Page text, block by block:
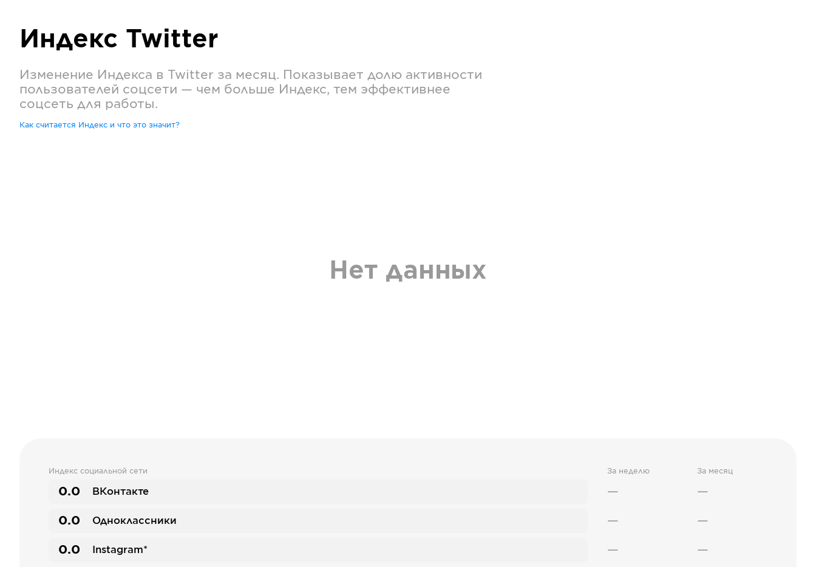
Индекс Twitter
Изменение Индекса в Twitter за месяц. Показывает долю активности
пользователей соцсети — чем больше Индекс, тем эффективнее
соцсеть для работы.
Как считается Индекс и что это значит?
Нет данных
Индекс социальной сети За неделю За месяц
0.0 ВКонтакте — —
0.0 Одноклассники — —
0.0 Instagram* — —